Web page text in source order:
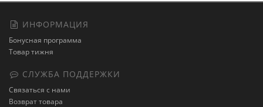
ИНФОРМАЦИЯ
Бонусная программа
Товар тижня
СЛУЖБА ПОДДЕРЖКИ
Связаться с нами
Возврат товара